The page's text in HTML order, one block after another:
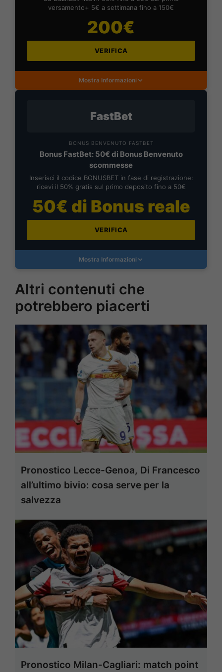
versamento+ 5€ a settimana fino a 150€
200€
VERIFICA
Mostra Informazioni
FastBet
BONUS BENVENUTO FASTBET
Bonus FastBet: 50€ di Bonus Benvenuto
scommesse
Inserisci il codice BONUSBET in fase di registrazione:
ricevi il 50% gratis sul primo deposito fino a 50€
50€ di Bonus reale
VERIFICA
Mostra Informazioni
Altri contenuti che
potrebbero piacerti
Pronostico Lecce-Genoa, Di Francesco
all’ultimo bivio: cosa serve per la
salvezza
Pronostico Milan-Cagliari: match point